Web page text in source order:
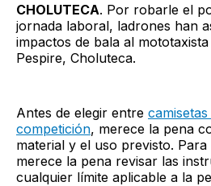
CHOLUTECA. Por robarle el
jornada laboral, ladrones han
impactos de bala al
Pespire, Choluteca.
Antes de elegir entre
competición, merece la pena
material y el uso previsto.
merece la pena revisar las
cualquier límite aplicable a la